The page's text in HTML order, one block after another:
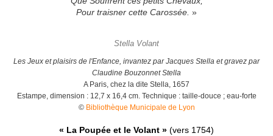
Pour traisner cette Carossée. »
Stella Volant
Les Jeux et plaisirs de l'Enfance, invantez par Jacques Stella et gravez par
Claudine Bouzonnet Stella
A Paris, chez la dite Stella, 1657
Estampe, dimension : 12,7 x 16,4 cm. Technique : taille-douce ; eau-forte
© Bibliothèque Municipale de Lyon
« La Poupée et le Volant » (vers 1754)